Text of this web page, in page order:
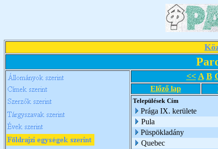
<< A B
Előző lap
Települések Cím
Prága IX. kerülete
Pula
Püspökladány
Quebec